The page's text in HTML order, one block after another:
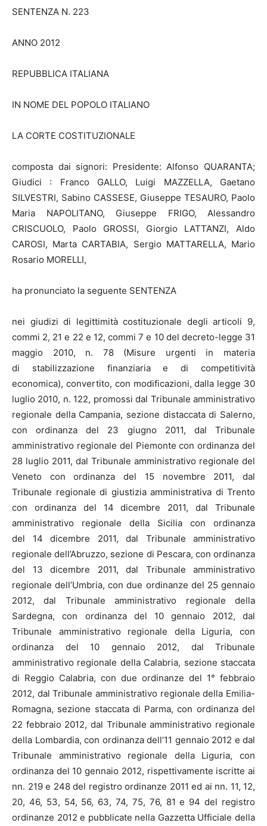
SENTENZA N. 223
ANNO 2012
REPUBBLICA ITALIANA
IN NOME DEL POPOLO ITALIANO
LA CORTE COSTITUZIONALE
composta dai signori: Presidente: Alfonso QUARANTA;
Giudici : Franco GALLO, Luigi MAZZELLA, Gaetano
SILVESTRI, Sabino CASSESE, Giuseppe TESAURO, Paolo
Maria NAPOLITANO, Giuseppe FRIGO, Alessandro
CRISCUOLO, Paolo GROSSI, Giorgio LATTANZI, Aldo
CAROSI, Marta CARTABIA, Sergio MATTARELLA, Mario
Rosario MORELLI,
ha pronunciato la seguente SENTENZA
nei giudizi di legittimità costituzionale degli articoli 9,
commi 2, 21 e 22 e 12, commi 7 e 10 del decreto-legge 31
maggio 2010, n. 78 (Misure urgenti in materia
di stabilizzazione finanziaria e di competitività
economica), convertito, con modificazioni, dalla legge 30
luglio 2010, n. 122, promossi dal Tribunale amministrativo
regionale della Campania, sezione distaccata di Salerno,
con ordinanza del 23 giugno 2011, dal Tribunale
amministrativo regionale del Piemonte con ordinanza del
28 luglio 2011, dal Tribunale amministrativo regionale del
Veneto con ordinanza del 15 novembre 2011, dal
Tribunale regionale di giustizia amministrativa di Trento
con ordinanza del 14 dicembre 2011, dal Tribunale
amministrativo regionale della Sicilia con ordinanza
del 14 dicembre 2011, dal Tribunale amministrativo
regionale dell’Abruzzo, sezione di Pescara, con ordinanza
del 13 dicembre 2011, dal Tribunale amministrativo
regionale dell’Umbria, con due ordinanze del 25 gennaio
2012, dal Tribunale amministrativo regionale della
Sardegna, con ordinanza del 10 gennaio 2012, dal
Tribunale amministrativo regionale della Liguria, con
ordinanza del 10 gennaio 2012, dal Tribunale
amministrativo regionale della Calabria, sezione staccata
di Reggio Calabria, con due ordinanze del 1° febbraio
2012, dal Tribunale amministrativo regionale della Emilia-
Romagna, sezione staccata di Parma, con ordinanza del
22 febbraio 2012, dal Tribunale amministrativo regionale
della Lombardia, con ordinanza dell’11 gennaio 2012 e dal
Tribunale amministrativo regionale della Liguria, con
ordinanza del 10 gennaio 2012, rispettivamente iscritte ai
nn. 219 e 248 del registro ordinanze 2011 ed ai nn. 11, 12,
20, 46, 53, 54, 56, 63, 74, 75, 76, 81 e 94 del registro
ordinanze 2012 e pubblicate nella Gazzetta Ufficiale della